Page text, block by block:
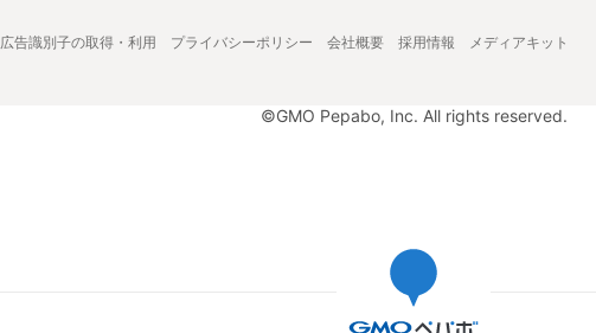
広告識別子の取得・利用 プライバシーポリシー 会社概要 採用情報 メディアキット
©GMO Pepabo, Inc. All rights reserved.